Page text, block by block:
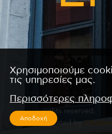
Copyright © 2026
rights reserved.
CReated by
Χρησιμοποιούμε
τις υπηρεσίες μας.
Περισσότερες
Αποδοχή